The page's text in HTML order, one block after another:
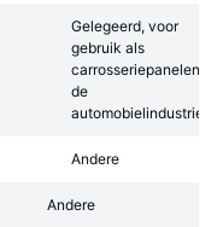
Gelegeerd, voor
gebruik als
carrosseriepanelen in
de
automobielindustrie
Andere
Andere